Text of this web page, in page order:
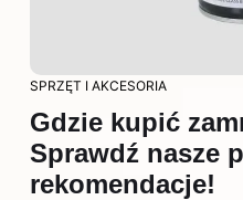
SPRZĘT I AKCESORIA
Gdzie kupić
Sprawdź nasze
rekomendacje!